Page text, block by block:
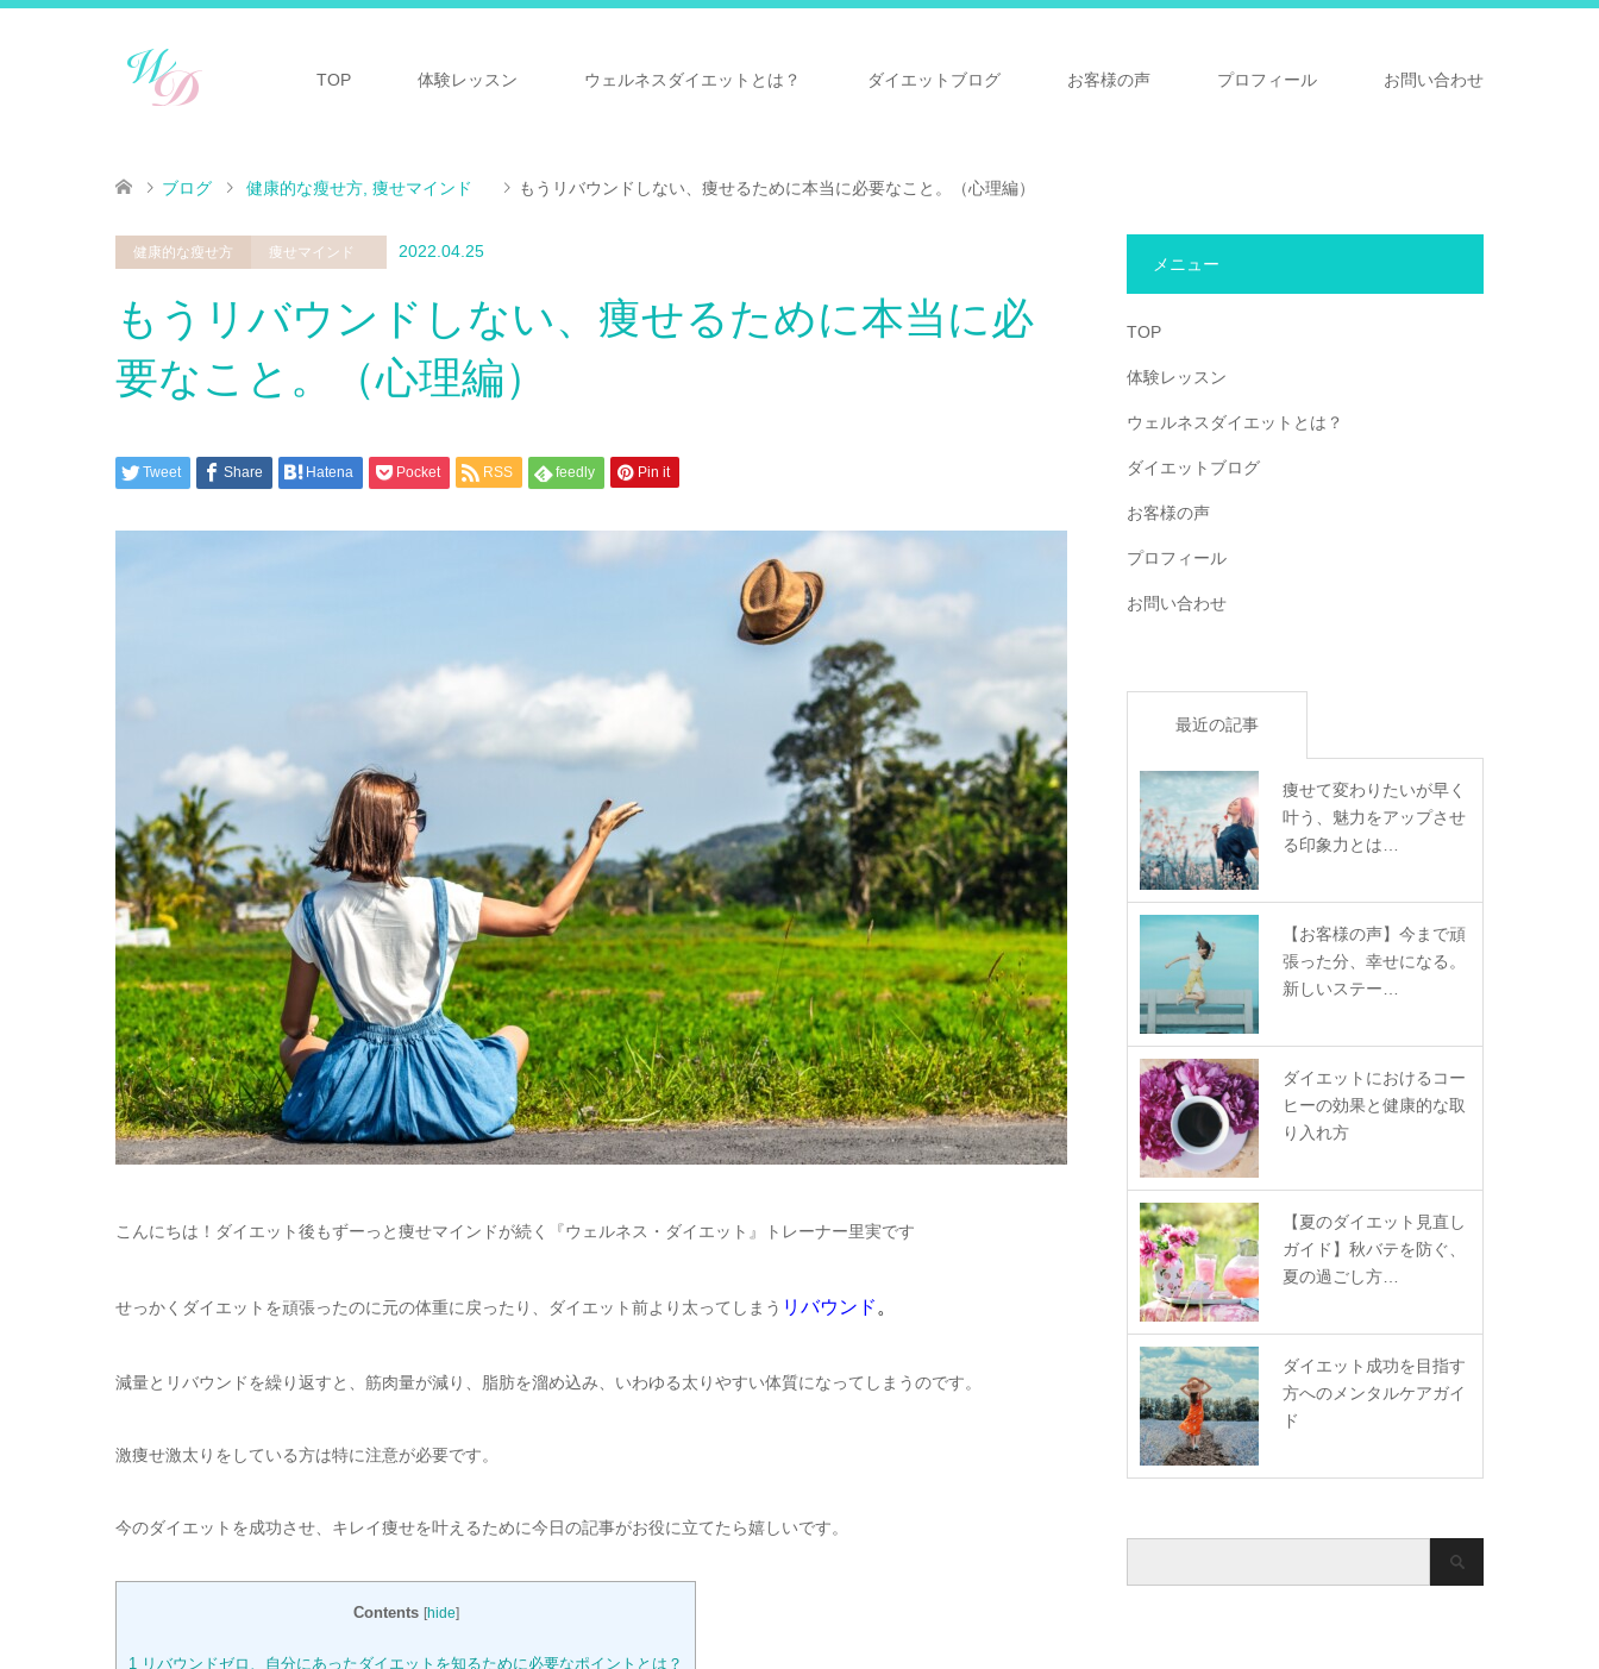
TOP 体験レッスン ウェルネスダイエットとは？ ダイエットブログ お客様の声 プロフィール お問い合わせ
ブログ 健康的な瘦せ方 痩せマインド もうリバウンドしない、痩せるために本当に必要なこと。（心理編）
健康的な瘦せ方 痩せマインド 2022.04.25
もうリバウンドしない、痩せるために本当に必
要なこと。（心理編）
Tweet Share Hatena Pocket RSS feedly Pin it
こんにちは！ダイエット後もずーっと痩せマインドが続く『ウェルネス・ダイエット』トレーナー里実です
せっかくダイエットを頑張ったのに元の体重に戻ったり、ダイエット前より太ってしまう リバウンド 。
減量とリバウンドを繰り返すと、筋肉量が減り、脂肪を溜め込み、いわゆる太りやすい体質になってしまうのです。
激痩せ激太りをしている方は特に注意が必要です。
今のダイエットを成功させ、キレイ痩せを叶えるために今日の記事がお役に立てたら嬉しいです。
Contents [hide]
1 リバウンドゼロ、自分にあったダイエットを知るために必要なポイントとは？
メニュー
TOP
体験レッスン
ウェルネスダイエットとは？
ダイエットブログ
お客様の声
プロフィール
お問い合わせ
最近の記事
痩せて変わりたいが早く
叶う、魅力をアップさせ
る印象力とは…
【お客様の声】今まで頑
張った分、幸せになる。
新しいステー…
ダイエットにおけるコー
ヒーの効果と健康的な取
り入れ方
【夏のダイエット見直し
ガイド】秋バテを防ぐ、
夏の過ごし方…
ダイエット成功を目指す
方へのメンタルケアガイ
ド